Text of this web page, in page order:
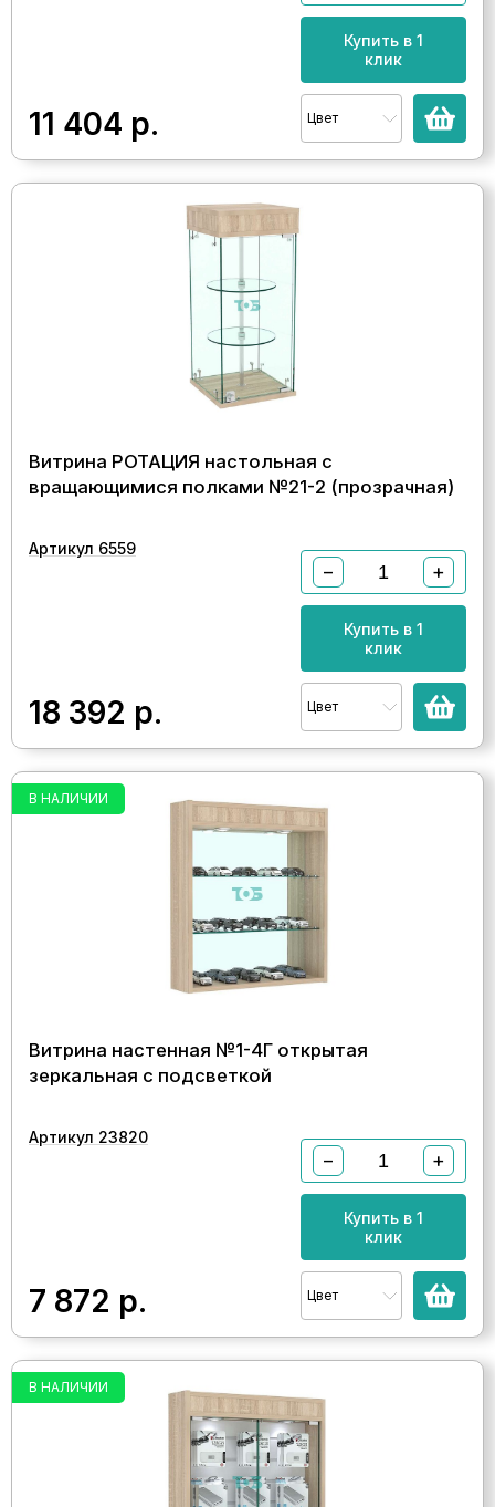
11 404 р.
Купить в 1
клик
Цвет
Витрина РОТАЦИЯ настольная с
вращающимися полками №21-2 (прозрачная)
Артикул 6559
18 392 р.
− +
Купить в 1
клик
Цвет
В НАЛИЧИИ
Витрина настенная №1-4Г открытая
зеркальная с подсветкой
Артикул 23820
7 872 р.
− +
Купить в 1
клик
Цвет
В НАЛИЧИИ